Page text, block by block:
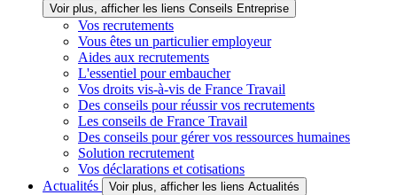
Voir plus, afficher les liens Conseils Entreprise
Vos recrutements
Vous êtes un particulier employeur
Aides aux recrutements
L'essentiel pour embaucher
Vos droits vis-à-vis de France Travail
Des conseils pour réussir vos recrutements
Les conseils de France Travail
Des conseils pour gérer vos ressources humaines
Solution recrutement
Vos déclarations et cotisations
Actualités
Voir plus, afficher les liens Actualités